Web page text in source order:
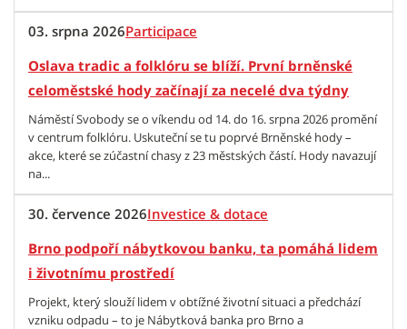
03. srpna 2026Participace
Oslava tradic a folklóru se blíží. První brněnské
celoměstské hody začínají za necelé dva týdny
Náměstí Svobody se o víkendu od 14. do 16. srpna 2026 promění
v centrum folklóru. Uskuteční se tu poprvé Brněnské hody –
akce, které se zúčastní chasy z 23 městských částí. Hody navazují
na...
30. července 2026Investice & dotace
Brno podpoří nábytkovou banku, ta pomáhá lidem
i životnímu prostředí
Projekt, který slouží lidem v obtížné životní situaci a předchází
vzniku odpadu – to je Nábytková banka pro Brno a